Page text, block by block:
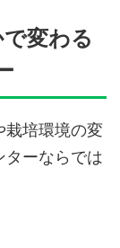
変わる
栽培環境の変
ターならでは